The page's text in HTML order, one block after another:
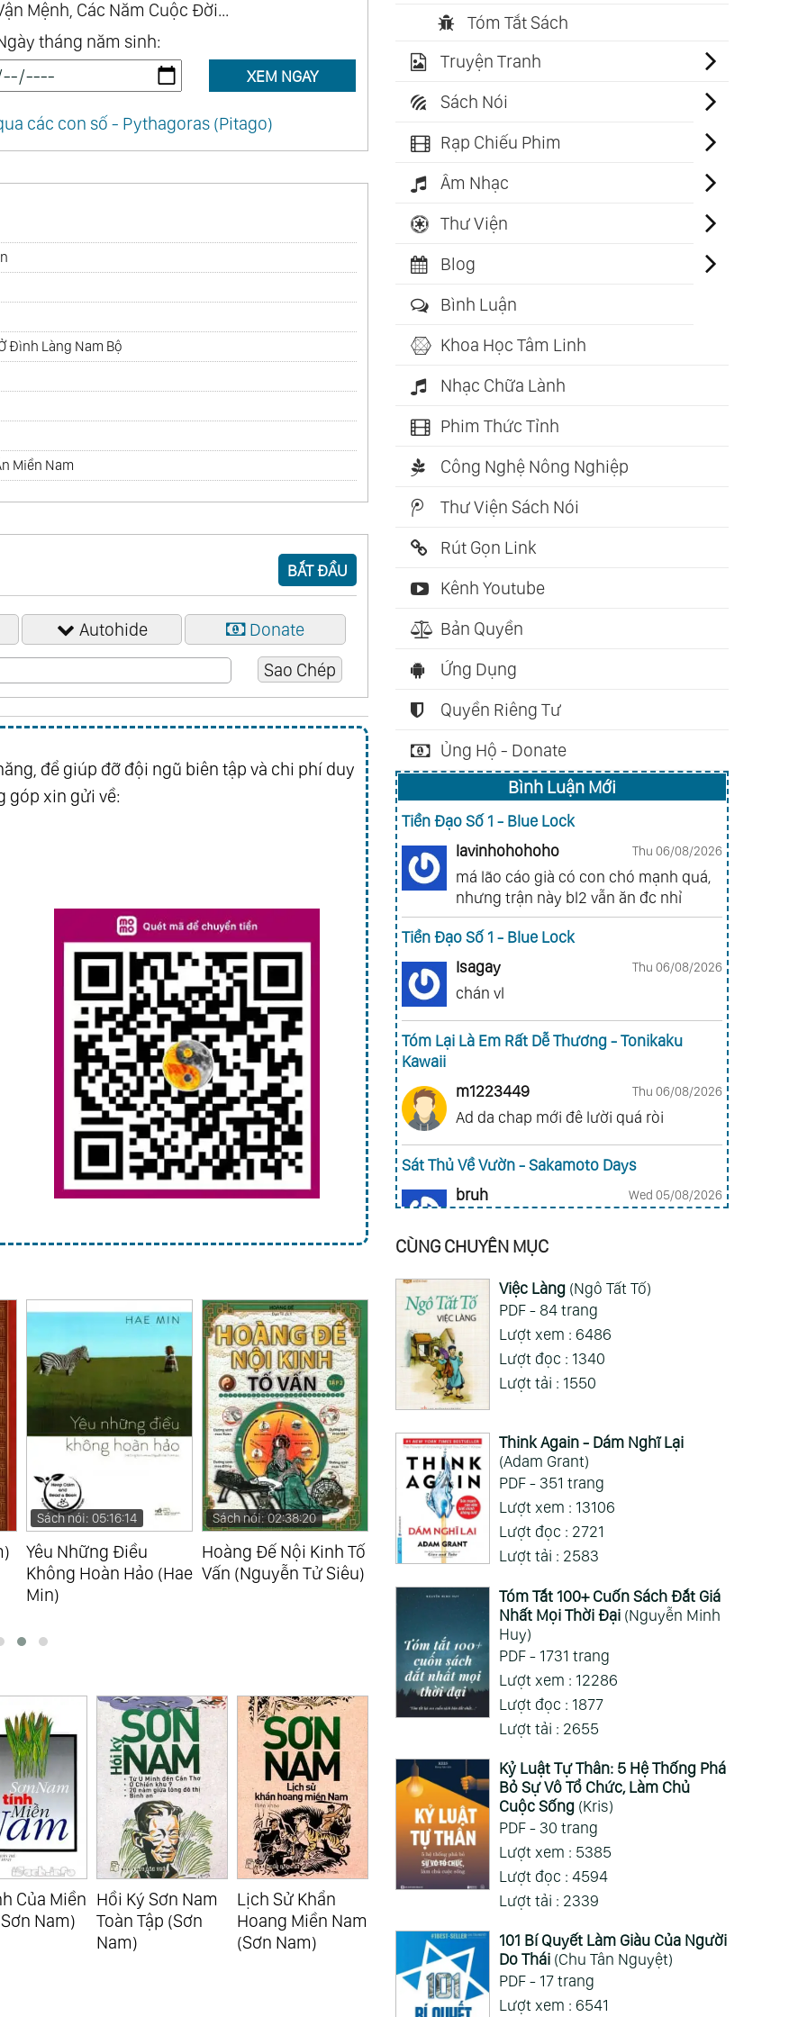
Mệnh, Các Năm Cuộc Đời...
tháng năm sinh:
XEM NGAY
các con số - Pythagoras (Pitago)
Đình Làng Nam Bộ
Miền Nam
BẮT ĐẦU
Autohide Donate
để giúp đỡ đội ngũ biên tập và chi phí duy
góp xin gửi về:
Sách nói: 05:16:14
Yêu Những Điều
Không Hoàn Hảo (Hae
Min)
Sách nói: 02:38:20
Hoàng Đế Nội Kinh Tố
Vấn (Nguyễn Tử Siêu)
Sách nói: 02:20:33
Bác Sĩ Tốt Nhất Là
(Hồng Chiêu Quang)
Sách nói: 06:34:04
Giàu Có Từ Nội Tâm
Sơn Nam
(Sơn
Lịch Sử Khẩn
Hoang Miền Nam
(Sơn Nam)
Sài Gòn Xưa, Ấn
Tượng 300 Năm
Và Tiếp Cận Với
Mây Trời Và Rong
Tóm Tắt Sách
Truyện Tranh
Sách Nói
Rạp Chiếu Phim
Âm Nhạc
Thư Viện
Blog
Bình Luận
Khoa Học Tâm Linh
Nhạc Chữa Lành
Phim Thức Tỉnh
Công Nghệ Nông Nghiệp
Thư Viện Sách Nói
Rút Gọn Link
Kênh Youtube
Bản Quyền
Ứng Dụng
Quyền Riêng Tư
Ủng Hộ - Donate
Bình Luận Mới
Tiền Đạo Số 1 - Blue Lock
lavinhohohoho
Thu 06/08/2026
má lão cáo già có con chó mạnh quá,
nhưng trận này bl2 vẫn ăn đc nhỉ
Tiền Đạo Số 1 - Blue Lock
Isagay
Thu 06/08/2026
chán vl
Tóm Lại Là Em Rất Dễ Thương - Tonikaku
Kawaii
m1223449
Thu 06/08/2026
Ad da chap mới đê lười quá ròi
Sát Thủ Về Vườn - Sakamoto Days
bruh
Wed 05/08/2026
cách nhiều chức năng vl
Gia Đình Điệp Viên - Spy X Family
ai hỏi 123
Mong 1 ngày shop ra 2 chap
Xem Thêm
CÙNG CHUYÊN MỤC
Việc Làng(Ngô Tất Tố)
PDF - 84 trang
Lượt xem : 6486
Lượt đọc : 1340
Lượt tải : 1550
Think Again - Dám Nghĩ Lại
(Adam Grant)
PDF - 351 trang
Lượt xem : 13106
Lượt đọc : 2721
Lượt tải : 2583
Tóm Tắt 100+ Cuốn Sách Đắt Giá
Nhất Mọi Thời Đại(Nguyễn Minh
Huy)
PDF - 1731 trang
Lượt xem : 12286
Lượt đọc : 1877
Lượt tải : 2655
Kỷ Luật Tự Thân: 5 Hệ Thống Phá
Bỏ Sự Vô Tổ Chức, Làm Chủ
Cuộc Sống(Kris)
PDF - 30 trang
Lượt xem : 5385
Lượt đọc : 4594
Lượt tải : 2339
101 Bí Quyết Làm Giàu Của Người
Do Thái(Chu Tân Nguyệt)
PDF - 17 trang
Lượt xem : 6541